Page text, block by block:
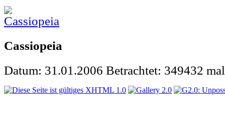
Cassiopeia
Datum: 31.01.2006 Betrachtet: 349432 mal